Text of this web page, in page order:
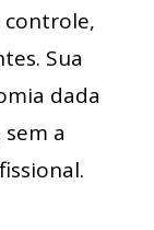
controle,
Sua
dada
a